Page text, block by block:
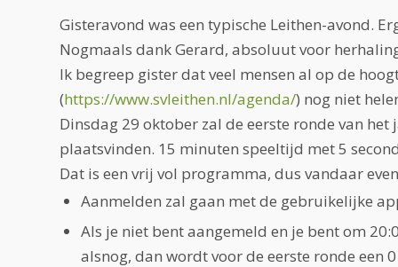
Gisteravond was een typische Leithen-avond.
Nogmaals dank Gerard, absoluut voor
Ik begreep gister dat veel mensen al op de
(https://www.svleithen.nl/agenda/) nog niet
Dinsdag 29 oktober zal de eerste ronde van
plaatsvinden. 15 minuten speeltijd met 5
Dat is een vrij vol programma, dus vandaar
Aanmelden zal gaan met de gebruikelijke
Als je niet bent aangemeld en je bent om
alsnog, dan wordt voor de eerste ronde een